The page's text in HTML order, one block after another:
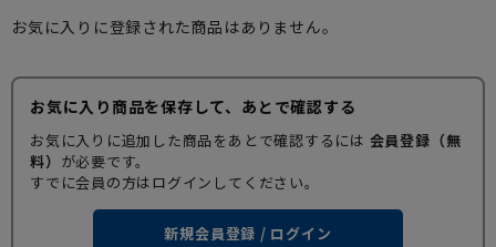
お気に入りに登録された商品はありません。
お気に入り商品を保存して、あとで確認する
お気に入りに追加した商品をあとで確認するには 会員登録（無
料） が必要です。
すでに会員の方はログインしてください。
新規会員登録 / ログイン